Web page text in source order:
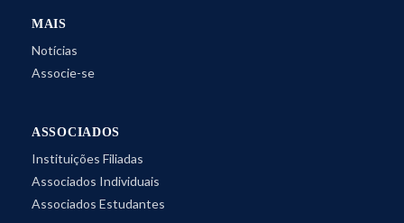
MAIS
Notícias
Associe-se
ASSOCIADOS
Instituições Filiadas
Associados Individuais
Associados Estudantes